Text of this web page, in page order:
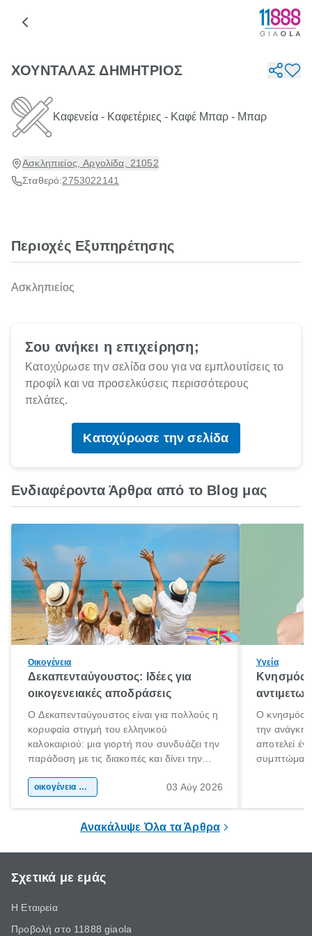
ΧΟΥΝΤΑΛΑΣ ΔΗΜΗΤΡΙΟΣ
Καφενεία - Καφετέριες - Καφέ Μπαρ - Μπαρ
Ασκληπιείος, Αργολίδα, 21052
Σταθερό:2753022141
Περιοχές Εξυπηρέτησης
Ασκληπιείος
Σου ανήκει η επιχείρηση;
Κατοχύρωσε την σελίδα σου για να εμπλουτίσεις το
προφίλ και να προσελκύσεις περισσότερους
πελάτες.
Κατοχύρωσε την σελίδα
Ενδιαφέροντα Άρθρα από το Blog μας
Οικογένεια
Δεκαπενταύγουστος: Ιδέες για
οικογενειακές αποδράσεις
Ο Δεκαπενταύγουστος είναι για πολλούς η
κορυφαία στιγμή του ελληνικού
καλοκαιριού: μια γιορτή που συνδυάζει την
παράδοση με τις διακοπές και δίνει την
χώρας. Είτε πρόκειται για λίγες μέρες
οικογένεια & παιδί 03 Αύγ 2026
Υγεία
Κνησμός:
Ο κνησμός
την ανάγκη
αποτελεί
Ανακάλυψε Όλα τα Άρθρα
Σχετικά με εμάς
Η Εταιρεία
Προβολή στο 11888 giaola